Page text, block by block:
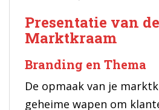
Presentatie van de
Marktkraam
Branding en Thema
De opmaak van je
geheime wapen om